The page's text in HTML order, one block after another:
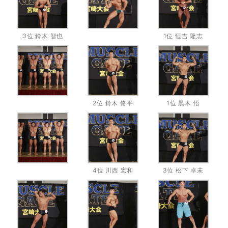
3位 鈴木 智也 1位 恒吉 隆志
2位 鈴木 脩平 1位 黒木 悟
4位 川西 宏和 3位 松下 卓未